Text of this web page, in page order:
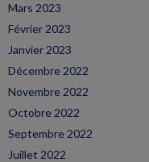
Mars 2023
Février 2023
Janvier 2023
Décembre 2022
Novembre 2022
Octobre 2022
Septembre 2022
Juillet 2022